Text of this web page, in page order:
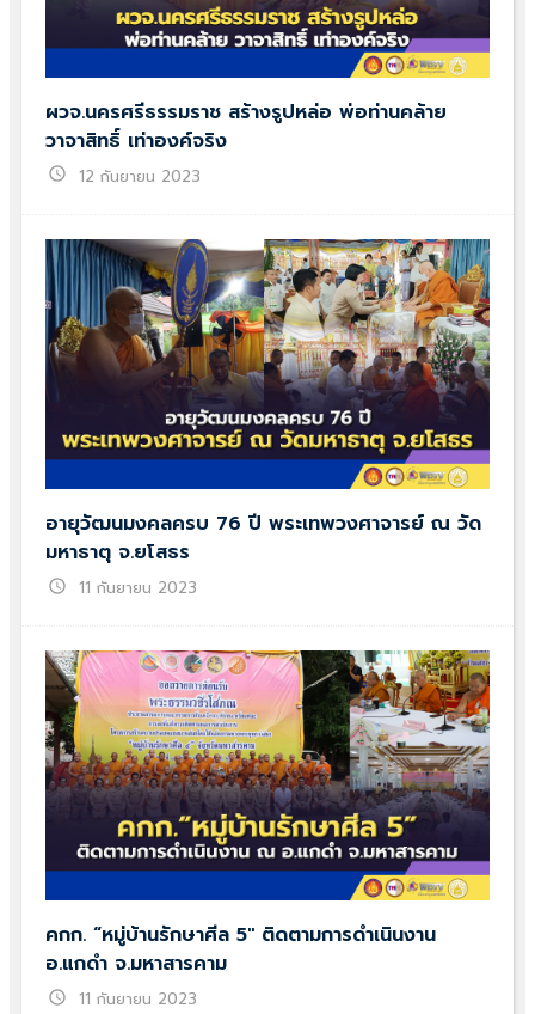
ผวจ.นครศรีธรรมราช สร้างรูปหล่อ พ่อท่านคล้าย
วาจาสิทธิ์ เท่าองค์จริง
schedule 12 กันยายน 2023
อายุวัฒนมงคลครบ 76 ปี พระเทพวงศาจารย์ ณ วัด
มหาธาตุ จ.ยโสธร
schedule 11 กันยายน 2023
คกก. “หมู่บ้านรักษาศีล 5″ ติดตามการดำเนินงาน
อ.แกดำ จ.มหาสารคาม
schedule 11 กันยายน 2023